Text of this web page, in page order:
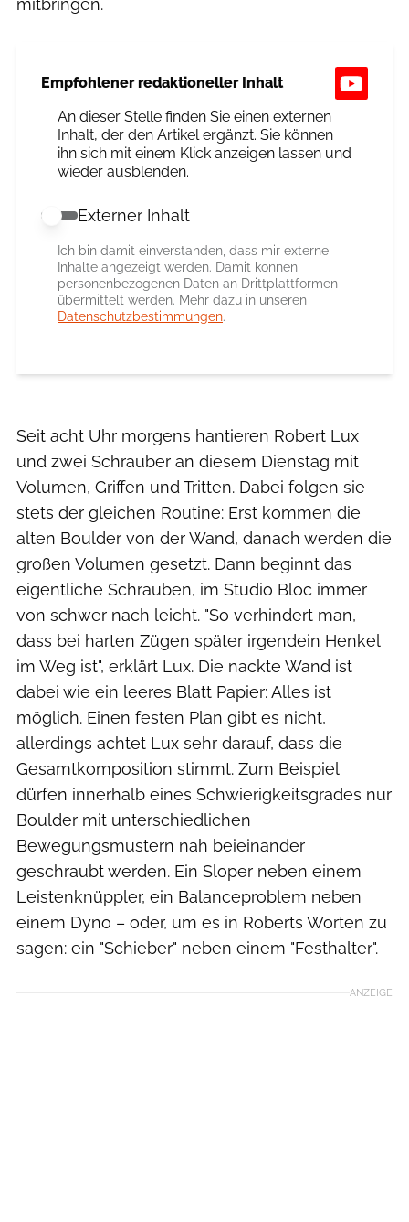
mitbringen.
Empfohlener redaktioneller Inhalt
An dieser Stelle finden Sie einen externen
Inhalt, der den Artikel ergänzt. Sie können
ihn sich mit einem Klick anzeigen lassen und
wieder ausblenden.
Externer Inhalt erlauben
Externer Inhalt
Ich bin damit einverstanden, dass mir externe
Inhalte angezeigt werden. Damit können
personenbezogenen Daten an Drittplattformen
übermittelt werden. Mehr dazu in unseren
Datenschutzbestimmungen.
Seit acht Uhr morgens hantieren Robert Lux
und zwei Schrauber an diesem Dienstag mit
Volumen, Griffen und Tritten. Dabei folgen sie
stets der gleichen Routine: Erst kommen die
alten Boulder von der Wand, danach werden die
großen Volumen gesetzt. Dann beginnt das
eigentliche Schrauben, im Studio Bloc immer
von schwer nach leicht. "So verhindert man,
dass bei harten Zügen später irgendein Henkel
im Weg ist", erklärt Lux. Die nackte Wand ist
dabei wie ein leeres Blatt Papier: Alles ist
möglich. Einen festen Plan gibt es nicht,
allerdings achtet Lux sehr darauf, dass die
Gesamtkomposition stimmt. Zum Beispiel
dürfen innerhalb eines Schwierigkeitsgrades nur
Boulder mit unterschiedlichen
Bewegungsmustern nah beieinander
geschraubt werden. Ein Slo­per neben einem
Leistenknüppler, ein Balanceproblem neben
einem Dyno – oder, um es in Roberts Worten zu
sagen: ein "Schieber" neben einem "Festhalter".
ANZEIGE